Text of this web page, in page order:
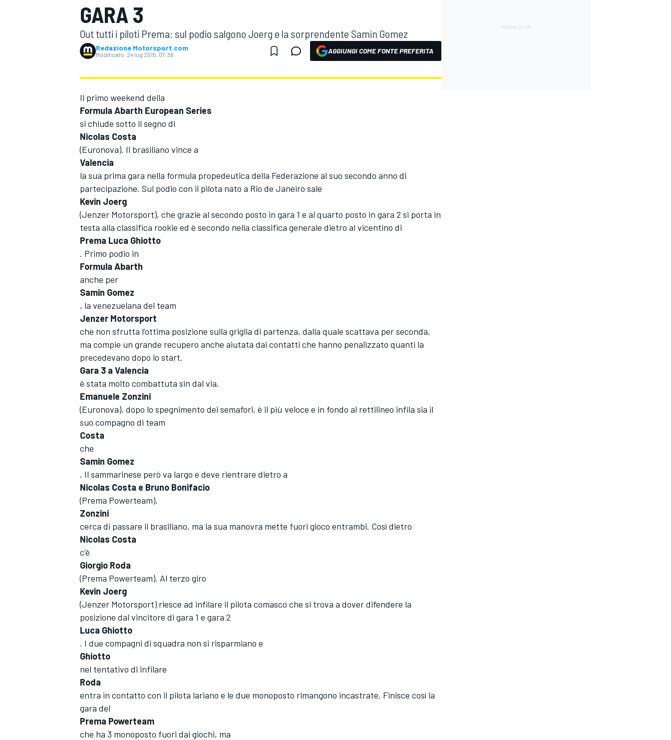
MOTOGP
WRC
MONOPOSTO
GARA 3
Out tutti i piloti Prema: sul podio salgono Joerg e la sorprendente Samin Gomez
Redazione Motorsport.com
Modificato: 24 lug 2015, 07:36 AGGIUNGI COME FONTE PREFERITA
Il primo weekend della
Formula Abarth European Series
si chiude sotto il segno di
Nicolas Costa
(Euronova). Il brasiliano vince a
Valencia
la sua prima gara nella formula propedeutica della Federazione al suo secondo anno di
partecipazione. Sul podio con il pilota nato a Rio de Janeiro sale
Kevin Joerg
(Jenzer Motorsport), che grazie al secondo posto in gara 1 e al quarto posto in gara 2 si porta in
testa alla classifica rookie ed è secondo nella classifica generale dietro al vicentino di
Prema Luca Ghiotto
. Primo podio in
Formula Abarth
anche per
Samin Gomez
, la venezuelana del team
Jenzer Motorsport
che non sfrutta l’ottima posizione sulla griglia di partenza, dalla quale scattava per seconda,
ma compie un grande recupero anche aiutata dai contatti che hanno penalizzato quanti la
precedevano dopo lo start.
Gara 3 a Valencia
è stata molto combattuta sin dal via.
Emanuele Zonzini
(Euronova), dopo lo spegnimento dei semafori, è il più veloce e in fondo al rettilineo infila sia il
suo compagno di team
Costa
che
Samin Gomez
. Il sammarinese però va largo e deve rientrare dietro a
Nicolas Costa e Bruno Bonifacio
(Prema Powerteam).
Zonzini
cerca di passare il brasiliano, ma la sua manovra mette fuori gioco entrambi. Così dietro
Nicolas Costa
c’è
Giorgio Roda
(Prema Powerteam). Al terzo giro
Kevin Joerg
(Jenzer Motorsport) riesce ad infilare il pilota comasco che si trova a dover difendere la
posizione dal vincitore di gara 1 e gara 2
Luca Ghiotto
. I due compagni di squadra non si risparmiano e
Ghiotto
nel tentativo di infilare
Roda
entra in contatto con il pilota lariano e le due monoposto rimangono incastrate. Finisce così la
gara del
Prema Powerteam
che ha 3 monoposto fuori dai giochi, ma